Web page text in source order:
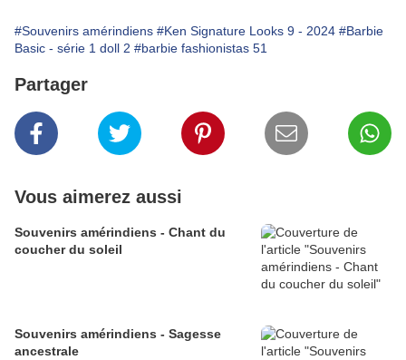
#Souvenirs amérindiens #Ken Signature Looks 9 - 2024 #Barbie
Basic - série 1 doll 2 #barbie fashionistas 51
Partager
Vous aimerez aussi
Souvenirs amérindiens - Chant du
coucher du soleil
Souvenirs amérindiens - Sagesse
ancestrale